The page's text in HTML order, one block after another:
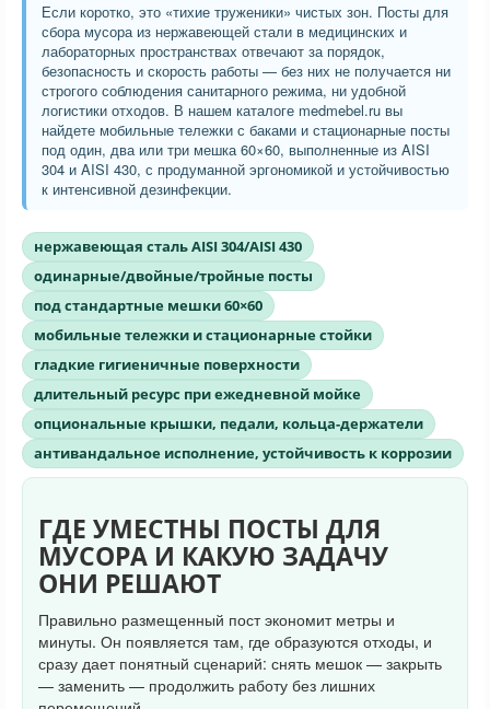
Если коротко, это «тихие труженики» чистых зон. Посты для
сбора мусора из нержавеющей стали в медицинских и
лабораторных пространствах отвечают за порядок,
безопасность и скорость работы — без них не получается ни
строгого соблюдения санитарного режима, ни удобной
логистики отходов. В нашем каталоге medmebel.ru вы
найдете мобильные тележки с баками и стационарные посты
под один, два или три мешка 60×60, выполненные из AISI
304 и AISI 430, с продуманной эргономикой и устойчивостью
к интенсивной дезинфекции.
нержавеющая сталь AISI 304/AISI 430
одинарные/двойные/тройные посты
под стандартные мешки 60×60
мобильные тележки и стационарные стойки
гладкие гигиеничные поверхности
длительный ресурс при ежедневной мойке
опциональные крышки, педали, кольца-держатели
антивандальное исполнение, устойчивость к коррозии
ГДЕ УМЕСТНЫ ПОСТЫ ДЛЯ
МУСОРА И КАКУЮ ЗАДАЧУ
ОНИ РЕШАЮТ
Правильно размещенный пост экономит метры и
минуты. Он появляется там, где образуются отходы, и
сразу дает понятный сценарий: снять мешок — закрыть
— заменить — продолжить работу без лишних